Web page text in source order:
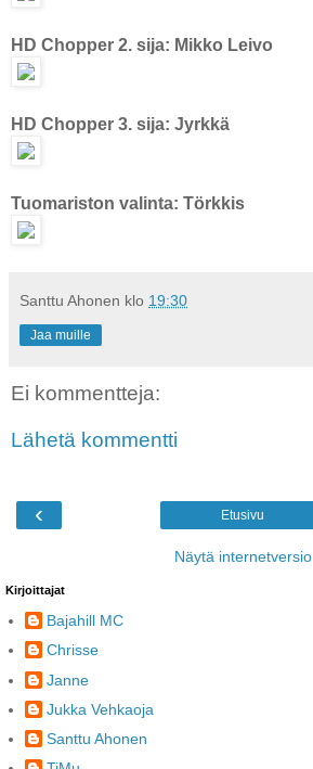
HD Chopper 2. sija: Mikko Leivo
HD Chopper 3. sija: Jyrkkä
Tuomariston valinta: Törkkis
Santtu Ahonen klo 19:30
Jaa muille
Ei kommentteja:
Lähetä kommentti
‹ Etusivu
Näytä internetversio
Kirjoittajat
Bajahill MC
Chrisse
Janne
Jukka Vehkaoja
Santtu Ahonen